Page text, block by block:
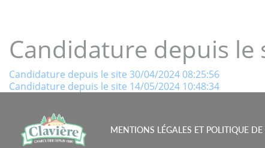
Candidature depuis le
Navigation
l’article
Candidature depuis le site 30/04/2024 08:25:56
Candidature depuis le site 14/05/2024 10:48:34
MENTIONS LÉGALES ET POLITIQUE